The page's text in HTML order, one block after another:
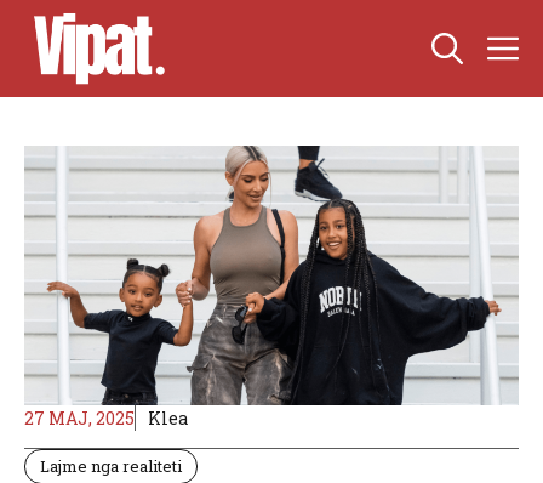
Skip
content
27 MAJ, 2025 Klea
Lajme nga realiteti